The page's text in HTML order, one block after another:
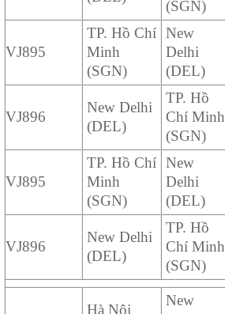
(SGN)
VJ895
TP. Hồ Chí
Minh
(SGN)
New
Delhi
(DEL)
VJ896
New Delhi
(DEL)
TP. Hồ
Chí Minh
(SGN)
VJ895
TP. Hồ Chí
Minh
(SGN)
New
Delhi
(DEL)
VJ896
New Delhi
(DEL)
TP. Hồ
Chí Minh
(SGN)
Hà Nội
New